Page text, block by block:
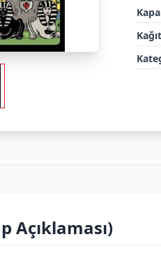
Açıklaması)